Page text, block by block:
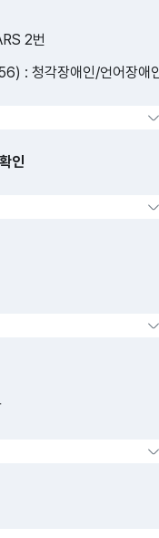
2번
: 청각장애인/언어장애
인